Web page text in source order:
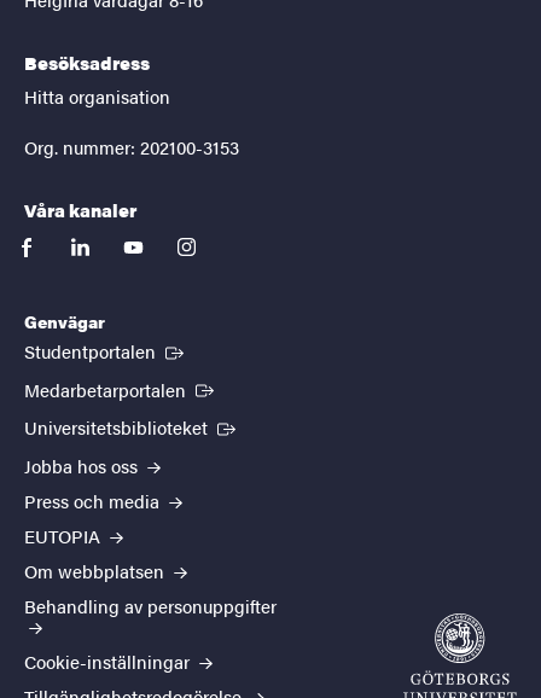
Besöksadress
Hitta organisation
Org. nummer: 202100-3153
Våra kanaler
facebooklinkedinyoutubeinstagram
Genvägar
Studentportalen (Extern länk)
Medarbetarportalen (Extern länk)
Universitetsbiblioteket (Extern länk)
Jobba hos oss
Press och media
EUTOPIA
Om webbplatsen
Behandling av personuppgifter
Cookie-inställningar